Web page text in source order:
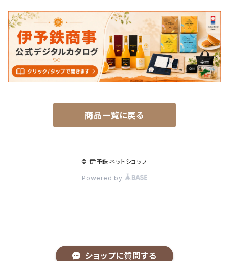
ショップに質問する
衣類
雑貨
商品一覧に戻る
© 伊予鉄ネットショップ
Powered by